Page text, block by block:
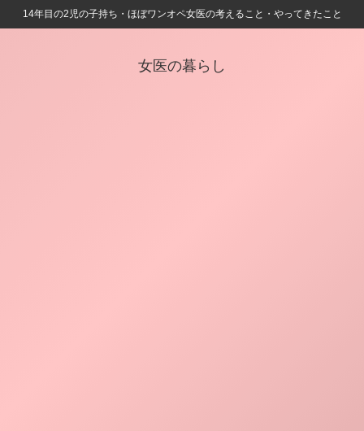
14年目の2児の子持ち・ほぼワンオペ女医の考えること・やってきたこと
女医の暮らし